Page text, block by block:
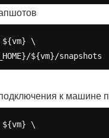
${vm} \
к машине
${vm} \